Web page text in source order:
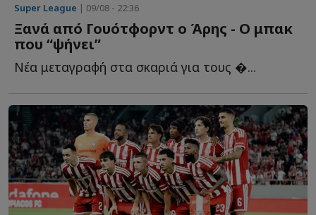
Super League | 09/08 - 22:36
Ξανά από Γουότφορντ ο Άρης - Ο μπακ
που “ψήνει”
Νέα μεταγραφή στα σκαριά για τους �...